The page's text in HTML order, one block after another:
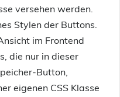
versehen werden.
Stylen der Buttons.
im Frontend
die nur in dieser
Button,
eigenen CSS Klasse